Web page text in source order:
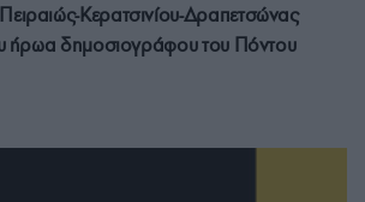
Κερατσινίου-Δραπετσώνας
ήρωα δημοσιογράφου του Πόντου